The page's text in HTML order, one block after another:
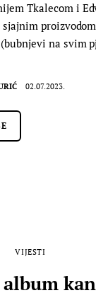
Tkalecom i
na svim
02.07.2023.
VIJESTI